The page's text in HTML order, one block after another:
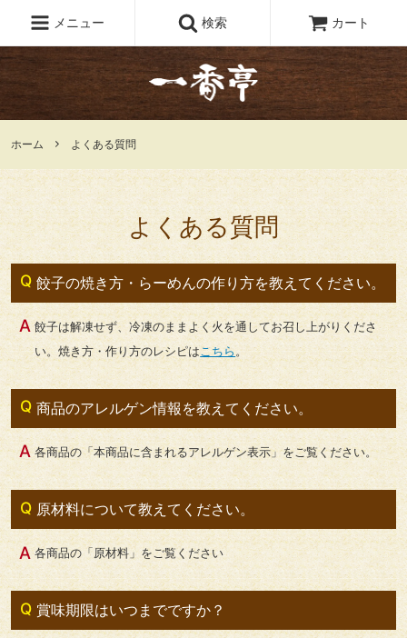
メニュー 検索 カート
ホーム よくある質問
よくある質問
餃子の焼き方・らーめんの作り方を教えてください。
餃子は解凍せず、冷凍のままよく火を通してお召し上がりくださ
い。焼き方・作り方のレシピはこちら 。
商品のアレルゲン情報を教えてください。
各商品の「本商品に含まれるアレルゲン表示」をご覧ください。
原材料について教えてください。
各商品の「原材料」をご覧ください
賞味期限はいつまでですか？